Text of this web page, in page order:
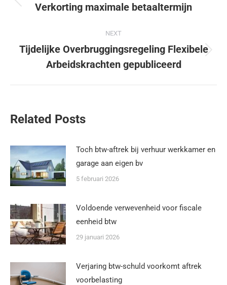
Verkorting maximale betaaltermijn
NEXT
Tijdelijke Overbruggingsregeling Flexibele
Arbeidskrachten gepubliceerd
Related Posts
Toch btw-aftrek bij verhuur werkkamer en
garage aan eigen bv
5 februari 2026
Voldoende verwevenheid voor fiscale
eenheid btw
29 januari 2026
Verjaring btw-schuld voorkomt aftrek
voorbelasting